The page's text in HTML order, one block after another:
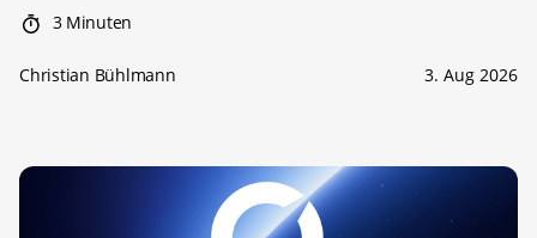
3 Minuten
Christian Bühlmann 3. Aug 2026